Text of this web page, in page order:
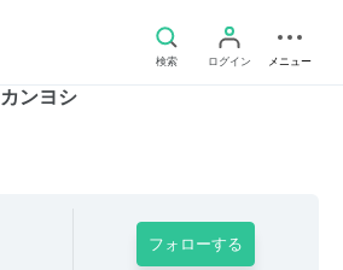
検索 ログイン メニュー
カンヨシ
フォローする